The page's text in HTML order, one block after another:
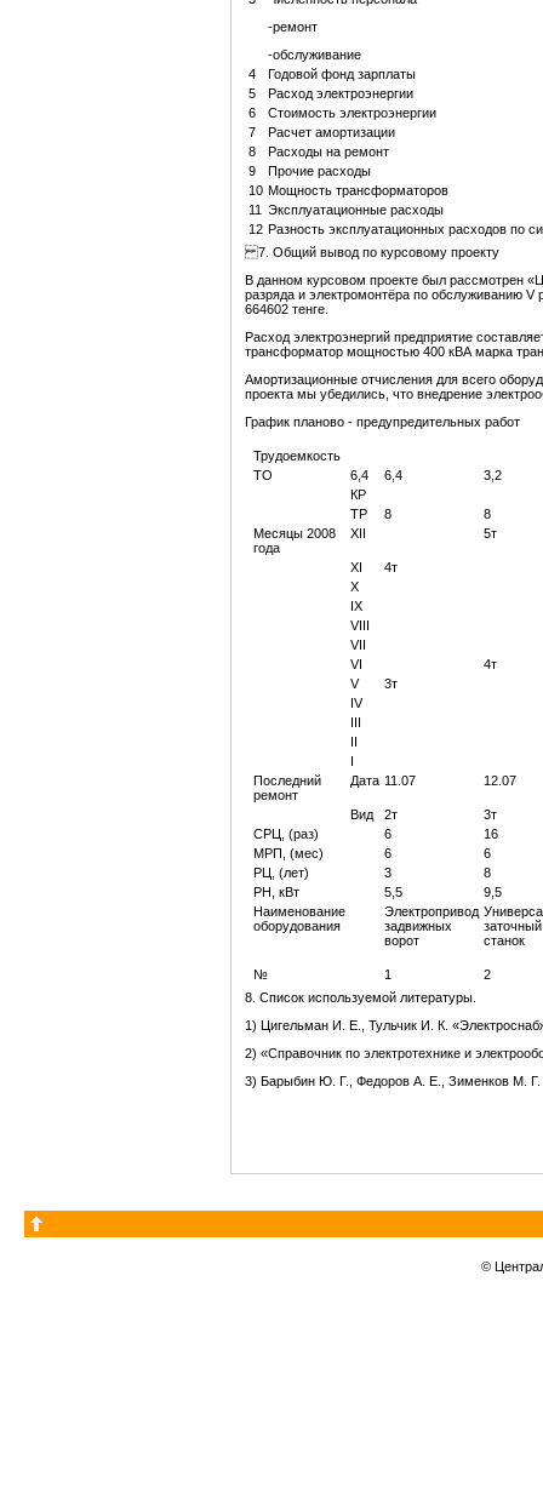
-ремонт
-обслуживание
4
Годовой фонд зарплаты
5
Расход электроэнергии
6
Стоимость электроэнергии
7
Расчет амортизации
8
Расходы на ремонт
9
Прочие расходы
10 Мощность трансформаторов
11 Эксплуатационные расходы
12 Разность эксплуатационных расходов по
7. Общий вывод по курсовому проекту
В данном курсовом проекте был рассмотрен
разряда и электромонтёра по обслуживанию V
664602 тенге.
Расход электроэнергий предприятие
трансформатор мощностью 400 кВА марка
Амортизационные отчисления для всего
проекта мы убедились, что внедрение
График планово - предупредительных работ
Трудоемкость
ТО
6,4 6,4
3,2
КР
ТР
8
8
Месяцы 2008
года
XII 5т
XI
4т
X
IX
VIII
VII
VI
4т
V
3т
IV
III
II
I
Последний
ремонт
Дата 11.07 12.07
Вид 2т
3т
СРЦ, (раз)
6
16
МРП, (мес)
6
6
РЦ, (лет)
3
8
РН, кВт
5,5
9,5
Наименование
оборудования
Электропривод
задвижных
ворот
заточный
станок
№ 1
2
8. Список используемой литературы.
1) Цигельман И. Е., Тульчик И. К.
2) «Справочник по электротехнике и
3) Барыбин Ю. Г., Федоров А. Е., Зименков М. Г.
©